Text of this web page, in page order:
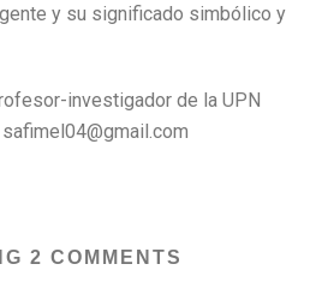
y su significado simbólico y
investigador de la UPN
safimel04@gmail.com
2 COMMENTS